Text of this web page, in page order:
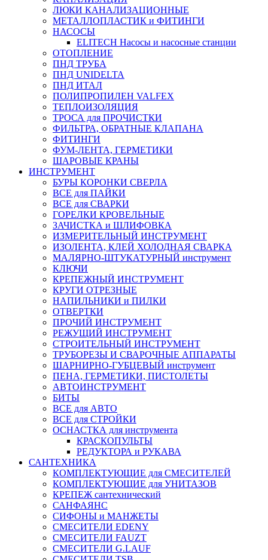
ЛЮКИ КАНАЛИЗАЦИОННЫЕ
МЕТАЛЛОПЛАСТИК и ФИТИНГИ
НАСОСЫ
ELITECH Насосы и насосные станции
ОТОПЛЕНИЕ
ПНД ТРУБА
ПНД UNIDELTA
ПНД ИТАЛ
ПОЛИПРОПИЛЕН VALFEX
ТЕПЛОИЗОЛЯЦИЯ
ТРОСА для ПРОЧИСТКИ
ФИЛЬТРА, ОБРАТНЫЕ КЛАПАНА
ФИТИНГИ
ФУМ-ЛЕНТА, ГЕРМЕТИКИ
ШАРОВЫЕ КРАНЫ
ИНСТРУМЕНТ
БУРЫ КОРОНКИ СВЕРЛА
ВСЕ для ПАЙКИ
ВСЕ для СВАРКИ
ГОРЕЛКИ КРОВЕЛЬНЫЕ
ЗАЧИСТКА и ШЛИФОВКА
ИЗМЕРИТЕЛЬНЫЙ ИНСТРУМЕНТ
ИЗОЛЕНТА, КЛЕЙ ХОЛОДНАЯ СВАРКА
МАЛЯРНО-ШТУКАТУРНЫЙ инструмент
КЛЮЧИ
КРЕПЕЖНЫЙ ИНСТРУМЕНТ
КРУГИ ОТРЕЗНЫЕ
НАПИЛЬНИКИ и ПИЛКИ
ОТВЕРТКИ
ПРОЧИЙ ИНСТРУМЕНТ
РЕЖУЩИЙ ИНСТРУМЕНТ
СТРОИТЕЛЬНЫЙ ИНСТРУМЕНТ
ТРУБОРЕЗЫ И СВАРОЧНЫЕ АППАРАТЫ
ШАРНИРНО-ГУБЦЕВЫЙ инструмент
ПЕНА, ГЕРМЕТИКИ, ПИСТОЛЕТЫ
АВТОИНСТРУМЕНТ
БИТЫ
ВСЕ для АВТО
ВСЕ для СТРОЙКИ
ОСНАСТКА для инструмента
КРАСКОПУЛЬТЫ
РЕДУКТОРА и РУКАВА
САНТЕХНИКА
КОМПЛЕКТУЮЩИЕ для СМЕСИТЕЛЕЙ
КОМПЛЕКТУЮЩИЕ для УНИТАЗОВ
КРЕПЕЖ сантехнический
САНФАЯНС
СИФОНЫ и МАНЖЕТЫ
СМЕСИТЕЛИ EDENY
СМЕСИТЕЛИ FAUZT
СМЕСИТЕЛИ G.LAUF